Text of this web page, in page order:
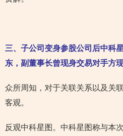
三、子公司变身参股公司后中科
东，副董事长曾现身交易对手方
众所周知，对于关联关系以及关
客观。
反观中科星图。中科星图称与本